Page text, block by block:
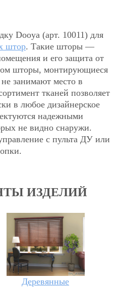
Dooya (арт. 10011) для
штор. Такие шторы —
и его защита от
шторы, монтирующиеся
занимают место в
тканей позволяет
в любое дизайнерское
надежными
не видно снаружи.
с пульта ДУ или
ИЗДЕЛИЙ
Деревянные